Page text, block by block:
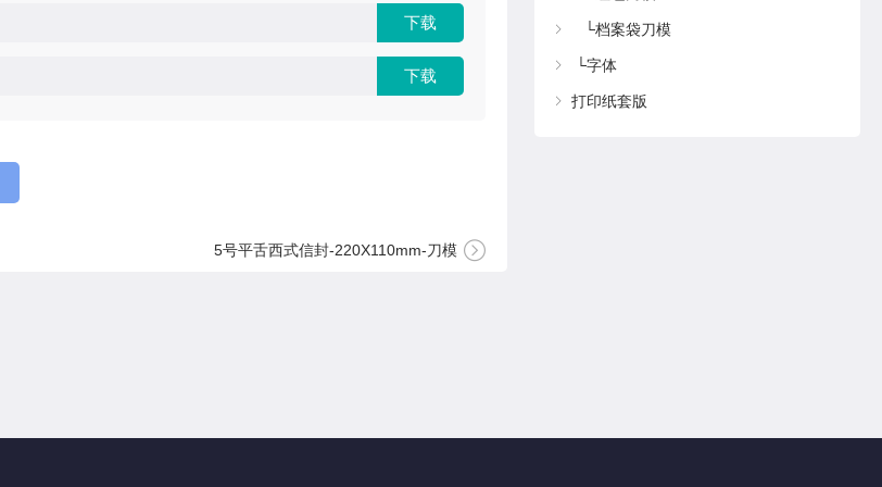
下载
下载
5号平舌西式信封-220X110mm-刀模
└档案袋刀模
└字体
打印纸套版